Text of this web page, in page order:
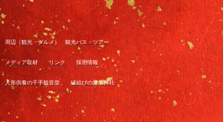
周辺（観光 ・グルメ ） 観光バス・ツアー
メディア取材 リンク 採用情報
人形供養の千手観音堂 縁結びの愛染神社